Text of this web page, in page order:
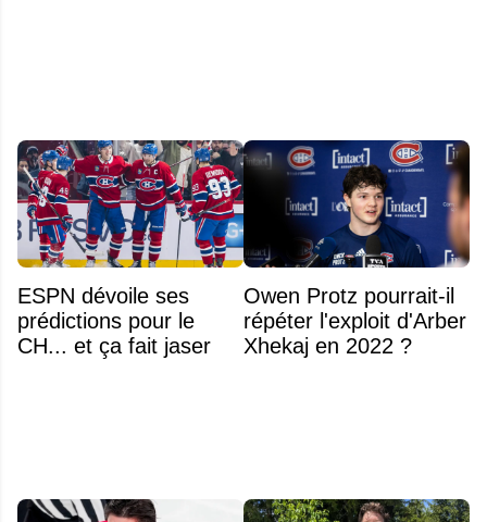
ESPN dévoile ses
prédictions pour le
CH... et ça fait jaser
Owen Protz pourrait-il
répéter l'exploit d'Arber
Xhekaj en 2022 ?